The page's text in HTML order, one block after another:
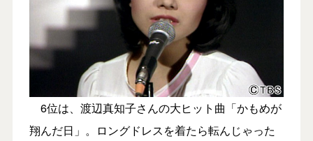
6位は、渡辺真知子さんの大ヒット曲「かもめが
翔んだ日」。ロングドレスを着たら転んじゃった